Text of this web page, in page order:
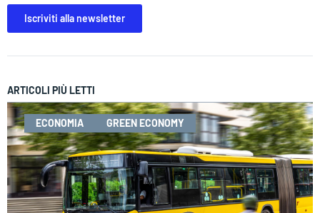
Iscriviti alla newsletter
ARTICOLI PIÙ LETTI
ECONOMIA GREEN ECONOMY